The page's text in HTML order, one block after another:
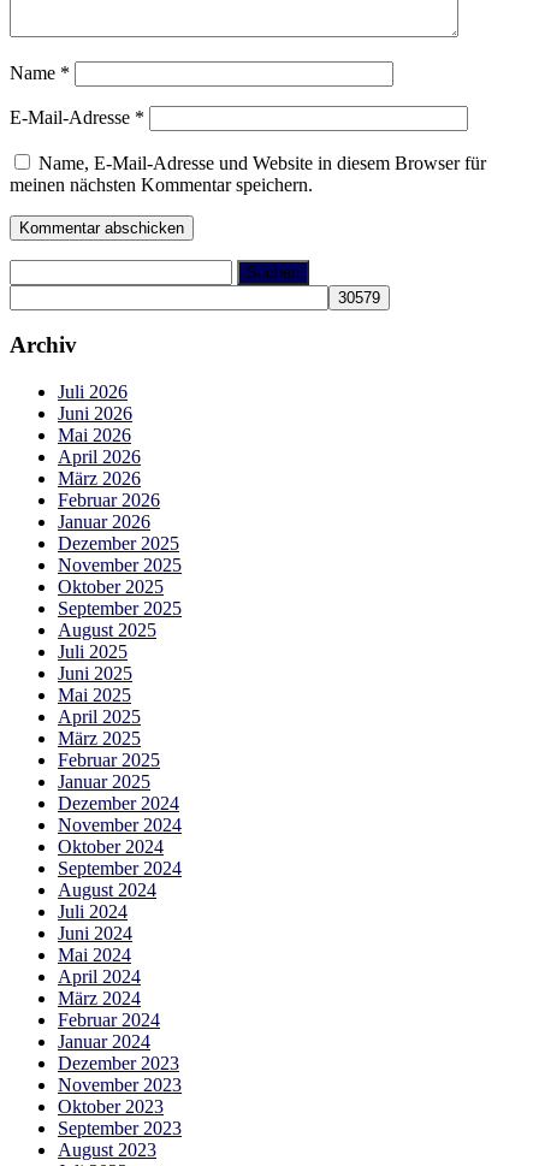
Name *
E-Mail-Adresse *
Name, E-Mail-Adresse und Website in diesem Browser für
meinen nächsten Kommentar speichern.
nach:
Archiv
Juli 2026
Juni 2026
Mai 2026
April 2026
März 2026
Februar 2026
Januar 2026
Dezember 2025
November 2025
Oktober 2025
September 2025
August 2025
Juli 2025
Juni 2025
Mai 2025
April 2025
März 2025
Februar 2025
Januar 2025
Dezember 2024
November 2024
Oktober 2024
September 2024
August 2024
Juli 2024
Juni 2024
Mai 2024
April 2024
März 2024
Februar 2024
Januar 2024
Dezember 2023
November 2023
Oktober 2023
September 2023
August 2023